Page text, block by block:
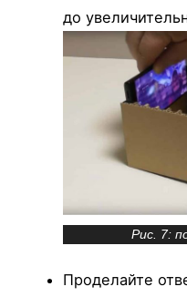
до
Рис. 7:
Проделайте